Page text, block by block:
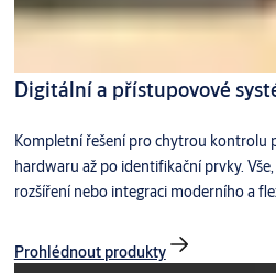
Digitální a přístupovové
Kompletní řešení pro chytrou kontrolu
hardwaru až po identifikační prvky.
rozšíření nebo integraci moderního a
Prohlédnout produkty